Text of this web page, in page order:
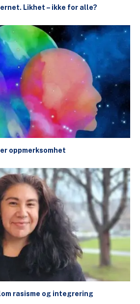
Likhet – ikke for alle?
oppmerksomhet
rasisme og integrering